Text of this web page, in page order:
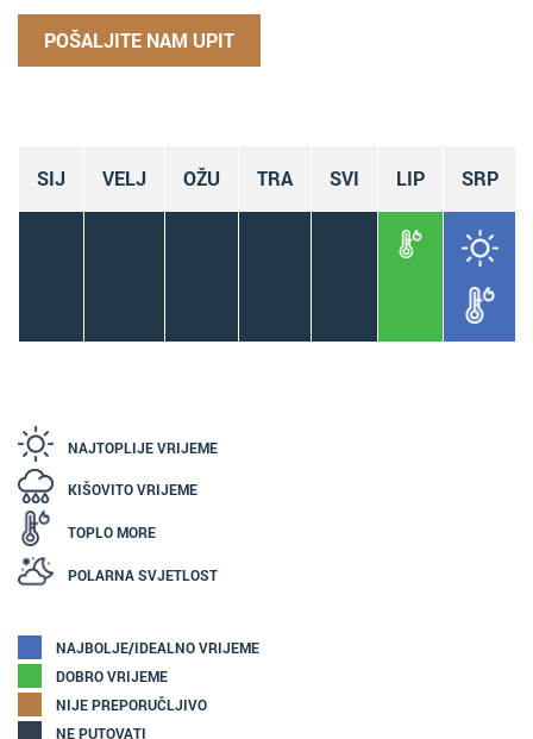
POŠALJITE NAM UPIT
SIJ VELJ OŽU TRA SVI LIP SRP
NAJTOPLIJE VRIJEME
KIŠOVITO VRIJEME
TOPLO MORE
POLARNA SVJETLOST
NAJBOLJE/IDEALNO VRIJEME
DOBRO VRIJEME
NIJE PREPORUČLJIVO
NE PUTOVATI